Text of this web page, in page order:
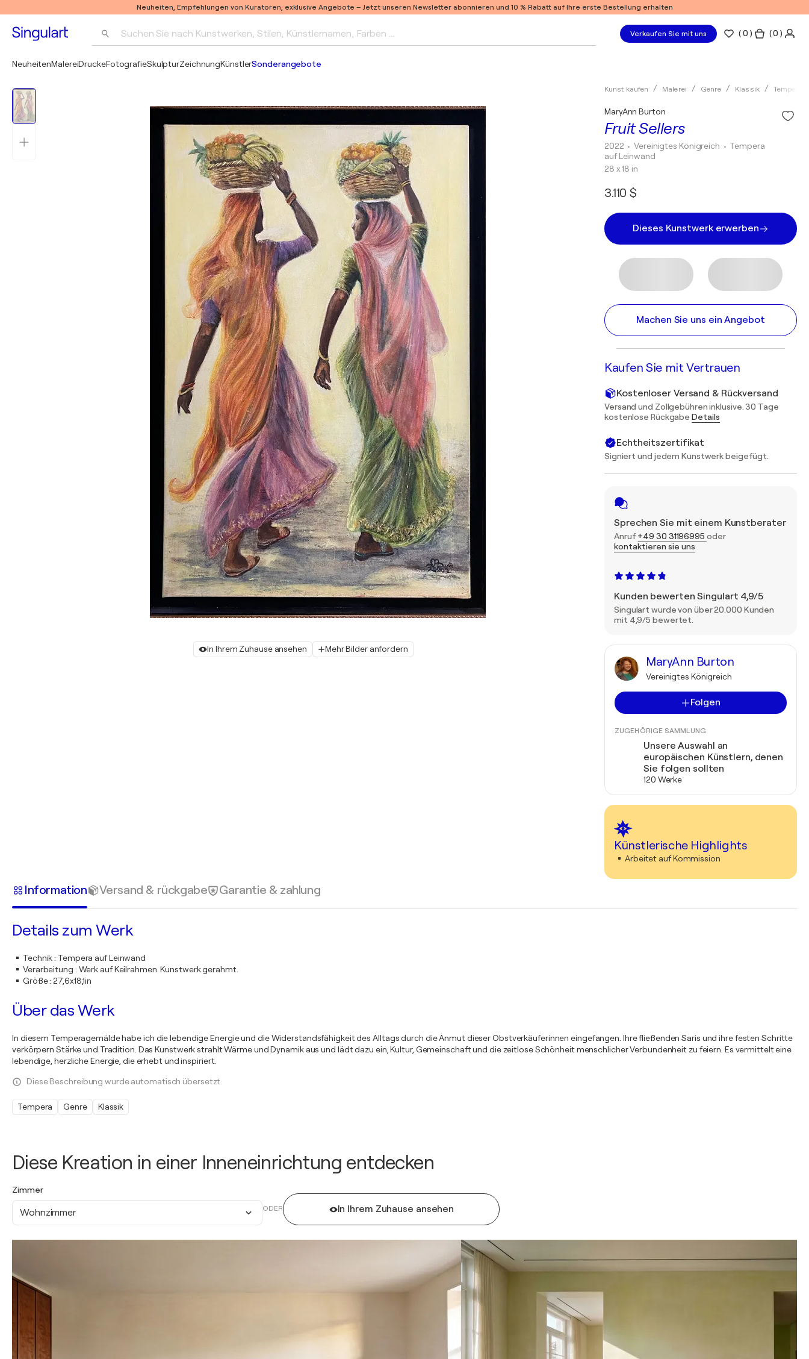
Neuheiten, Empfehlungen von Kuratoren, exklusive Angebote – Jetzt unseren Newsletter abonnieren und 10 % Rabatt auf Ihre erste Bestellung erhalten
Suchen Sie nach Kunstwerken, Stilen, Künstlernamen, Farben … Verkaufen Sie mit uns (0 ) ( 0 )
NeuheitenMalereiDruckeFotografieSkulpturZeichnungKünstlerSonderangebote
In Ihrem Zuhause ansehen Mehr Bilder anfordern
Kunst kaufen Malerei Genre Klassik Tempera
Fruit Sellers
MaryAnn Burton
2022 • Vereinigtes Königreich • Tempera
auf Leinwand
28 x 18 in
3.110 $
Dieses Kunstwerk erwerben
Machen Sie uns ein Angebot
Kaufen Sie mit Vertrauen
Kostenloser Versand & Rückversand
Versand und Zollgebühren inklusive. 30 Tage
kostenlose Rückgabe Details
Echtheitszertifikat
Signiert und jedem Kunstwerk beigefügt.
Sprechen Sie mit einem Kunstberater
Anruf +49 30 31196995 oder
kontaktieren sie uns
Kunden bewerten Singulart 4,9/5
Singulart wurde von über 20.000 Kunden
mit 4,9/5 bewertet.
MaryAnn Burton
Vereinigtes Königreich
Folgen
ZUGEHÖRIGE SAMMLUNG
Unsere Auswahl an
europäischen Künstlern, denen
Sie folgen sollten
120 Werke
Künstlerische Highlights
Arbeitet auf Kommission
Diese Kreation in einer Inneneinrichtung entdecken
Zimmer
Wohnzimmer ODER In Ihrem Zuhause ansehen
Information Versand & rückgabe Garantie & zahlung
Details zum Werk
Technik: Tempera auf Leinwand
Verarbeitung : Werk auf Keilrahmen. Kunstwerk gerahmt.
Größe: 27,6x18,1in
Über das Werk
In diesem Temperagemälde habe ich die lebendige Energie und die Widerstandsfähigkeit des Alltags durch die Anmut dieser Obstverkäuferinnen eingefangen. Ihre fließenden Saris und ihre festen Schritte
verkörpern Stärke und Tradition. Das Kunstwerk strahlt Wärme und Dynamik aus und lädt dazu ein, Kultur, Gemeinschaft und die zeitlose Schönheit menschlicher Verbundenheit zu feiern. Es vermittelt eine
lebendige, herzliche Energie, die erhebt und inspiriert.
Diese Beschreibung wurde automatisch übersetzt.
Tempera Genre Klassik